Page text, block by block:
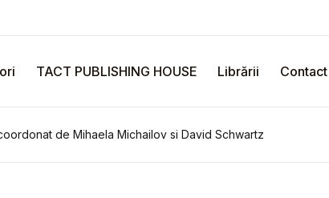
TACT PUBLISHING HOUSE Librării Contact
de Mihaela Michailov si David Schwartz